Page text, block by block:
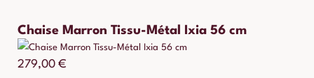
Chaise Marron Tissu-Métal Ixia 56 cm
279,00 €